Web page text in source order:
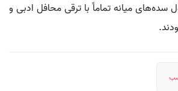
سده‌های میانه تماماً با ترقی محافل ادبی و